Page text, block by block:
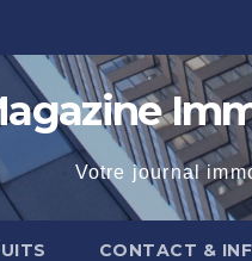
Votre journal
CONTACT &